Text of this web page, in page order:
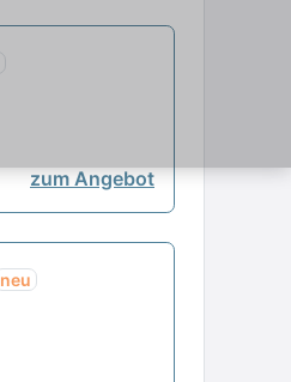
zum Angebot
neu